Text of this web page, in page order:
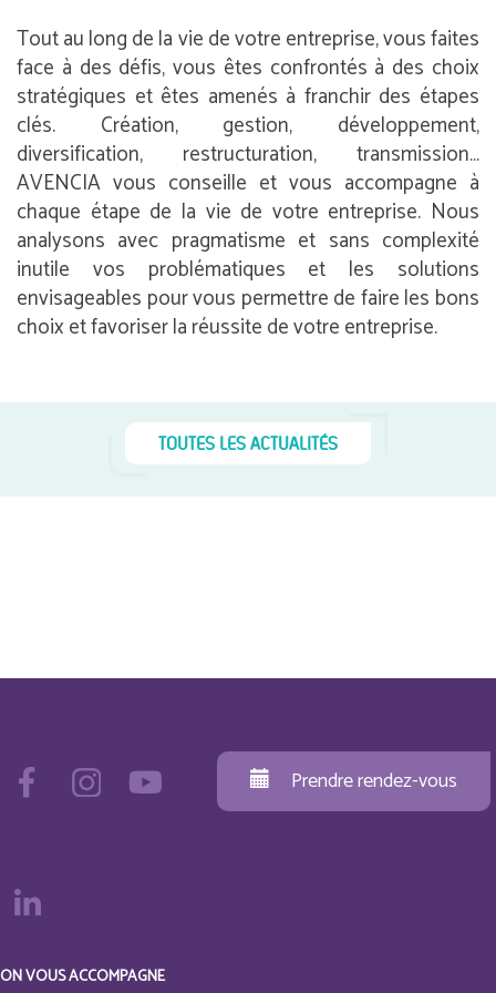
Tout au long de la vie de votre entreprise, vous faites
face à des défis, vous êtes confrontés à des choix
stratégiques et êtes amenés à franchir des étapes
clés. Création, gestion, développement,
diversification, restructuration, transmission…
AVENCIA vous conseille et vous accompagne à
chaque étape de la vie de votre entreprise. Nous
analysons avec pragmatisme et sans complexité
inutile vos problématiques et les solutions
envisageables pour vous permettre de faire les bons
choix et favoriser la réussite de votre entreprise.
TOUTES LES ACTUALITÉS
Prendre rendez-vous
ON VOUS ACCOMPAGNE